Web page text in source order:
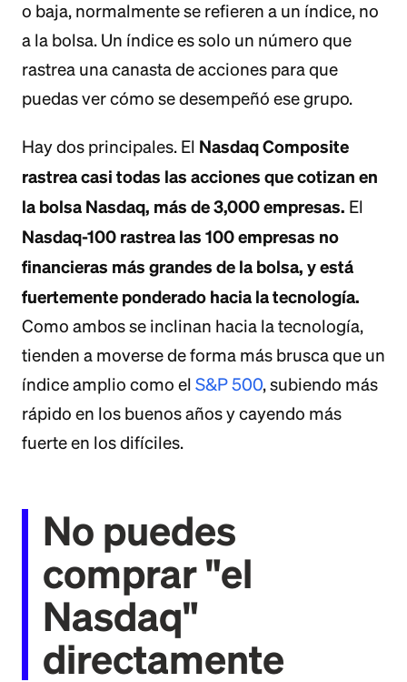
o baja, normalmente se refieren a un índice, no
a la bolsa. Un índice es solo un número que
rastrea una canasta de acciones para que
puedas ver cómo se desempeñó ese grupo.
Hay dos principales. El Nasdaq Composite
rastrea casi todas las acciones que cotizan en
la bolsa Nasdaq, más de 3,000 empresas. El
Nasdaq-100 rastrea las 100 empresas no
financieras más grandes de la bolsa, y está
fuertemente ponderado hacia la tecnología.
Como ambos se inclinan hacia la tecnología,
tienden a moverse de forma más brusca que un
índice amplio como el S&P 500, subiendo más
rápido en los buenos años y cayendo más
fuerte en los difíciles.
No puedes
comprar "el
Nasdaq"
directamente